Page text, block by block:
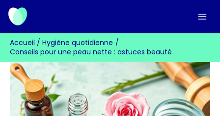
Aller
contenu
Accueil
Hygiène quotidienne
Conseils pour une peau nette : astuces beauté